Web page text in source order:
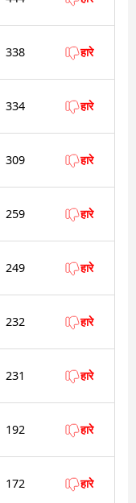
338 हारे
334 हारे
309 हारे
259 हारे
249 हारे
232 हारे
231 हारे
192 हारे
172 हारे